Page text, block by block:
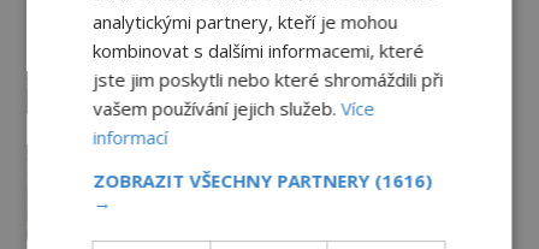
Zmizelo pohádkové bohatství
templářského řádu do
nenávratna?
PREMIUM 29.7.2026 3.3TIS
klášterem v Plasích: Skrývá se pod
analytickými partnery, kteří je mohou
kombinovat s dalšími informacemi, které
jste jim poskytli nebo které shromáždili při
vašem používání jejich služeb.Více
informací
ZOBRAZIT VŠECHNY PARTNERY (1616)
→